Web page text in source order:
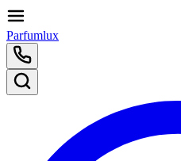
Parfumlux